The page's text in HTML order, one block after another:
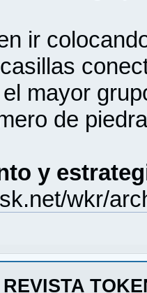
ir
mayor
de
y
wkr/
REVISTA